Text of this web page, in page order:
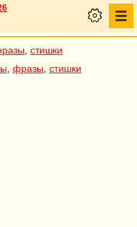
стишки
фразы стишки